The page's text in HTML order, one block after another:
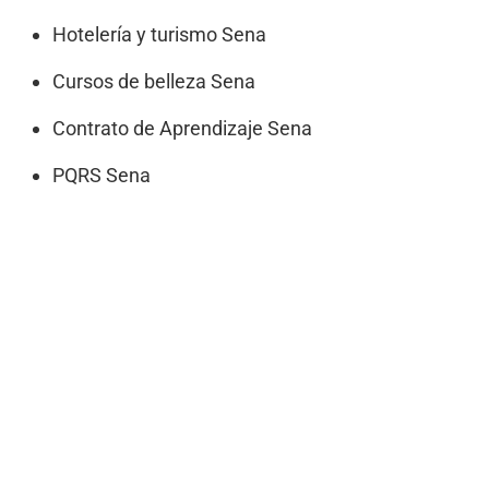
Hotelería y turismo Sena
Cursos de belleza Sena
Contrato de Aprendizaje Sena
PQRS Sena